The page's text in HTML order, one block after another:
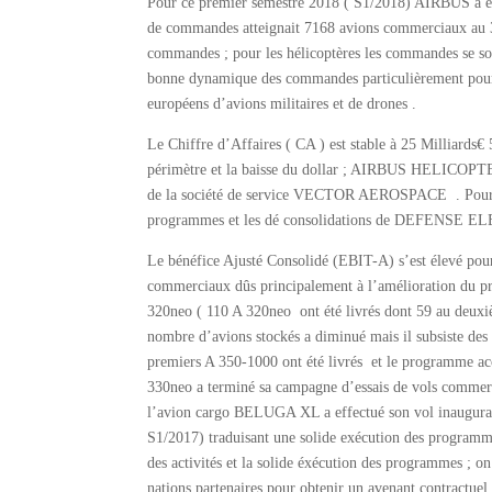
de commandes atteignait 7168 avions commerciaux
commandes ; pour les hélicoptères les commandes
bonne dynamique des commandes particulièrement
européens d’avions militaires et de drones .
Le Chiffre d’Affaires ( CA ) est stable à 25 Milliards€
périmètre et la baisse du dollar ; AIRBUS
de la société de service VECTOR AEROSPACE .
programmes et les dé consolidations de DEFENSE
Le bénéfice Ajusté Consolidé (EBIT-A) s’est élevé
commerciaux dûs principalement à l’amélioration du
320neo ( 110 A 320neo ont été livrés dont 59 au
nombre d’avions stockés a diminué mais il subsiste
premiers A 350-1000 ont été livrés et le programme
330neo a terminé sa campagne d’essais de vols
l’avion cargo BELUGA XL a effectué son vol
S1/2017) traduisant une solide exécution des
des activités et la solide éxécution des programmes ;
nations partenaires pour obtenir un avenant